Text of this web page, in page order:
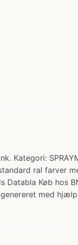
Kategori:
ral farver
Databla Køb hos
med